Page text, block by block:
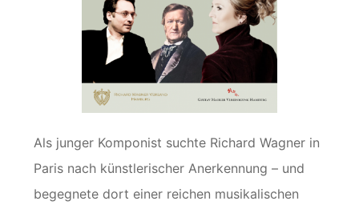
Als junger Komponist suchte Richard Wagner in
Paris nach künstlerischer Anerkennung – und
begegnete dort einer reichen musikalischen